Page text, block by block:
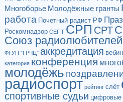
Многоборье Молодёжные гранты
работа Почетный радист РФ
Роскомнадзор СЕПТ СРП СРТ
Союз
ФГУП "ГРЧЦ" аккредитация
категория конференция
молодёжь
радиоспорт рейтинг слёт
спортивные судьи